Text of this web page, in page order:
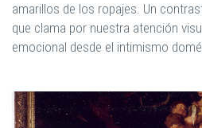
amarillos de los ropajes. Un
que clama por nuestra atención
emocional desde el intimismo